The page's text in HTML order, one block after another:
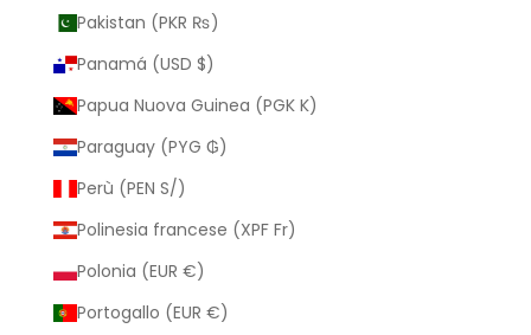
Pakistan (PKR ₨)
Panamá (USD $)
Papua Nuova Guinea (PGK K)
Paraguay (PYG ₲)
Perù (PEN S/)
Polinesia francese (XPF Fr)
Polonia (EUR €)
Portogallo (EUR €)